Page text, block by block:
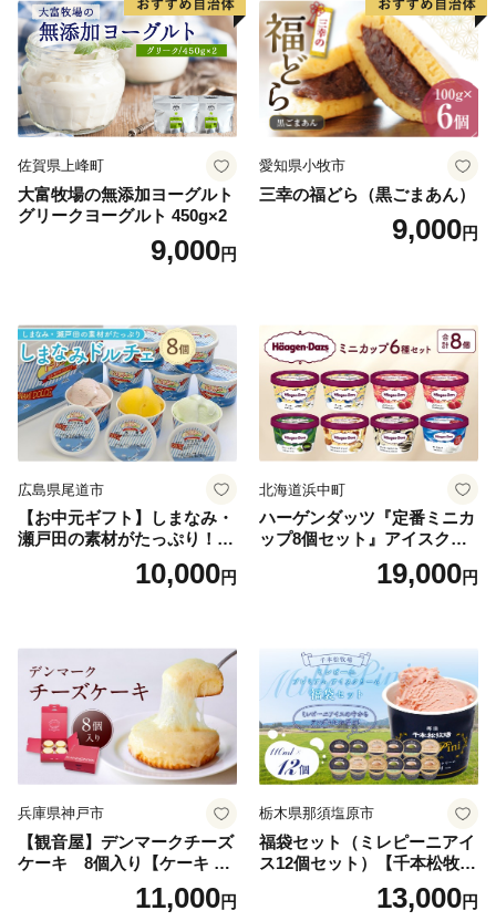
佐賀県上峰町
大富牧場の無添加ヨーグルト
グリークヨーグルト 450g×2
9,000円
愛知県小牧市
三幸の福どら（黒ごまあん）
9,000円
広島県尾道市
【お中元ギフト】しまなみ・
瀬戸田の素材がたっぷり！ジ
10,000円
北海道浜中町
ハーゲンダッツ『定番ミニカ
ップ8個セット』アイスクリ
ーム アイス スイーツ デザー
19,000円
兵庫県神戸市
【観音屋】デンマークチーズ
ケーキ 8個入り【ケーキ チ
ーズケーキ 人気スイーツ お
すすめスイーツ 神戸スイー
11,000円
栃木県那須塩原市
福袋セット（ミレピーニアイ
ス12個セット）【千本松牧
場】 ns025-014-12 【デザー
ト 詰め合わせ ギフト】
13,000円